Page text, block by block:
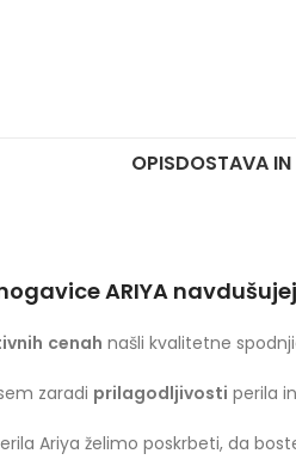
OPISDOSTAVA
ARIYA
cenah našli kvalitetne
zaradi prilagodljivosti perila
Ariya želimo poskrbeti, da